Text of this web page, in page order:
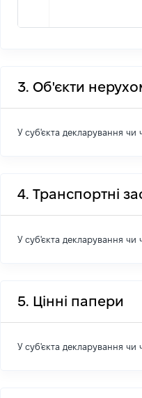
3. Об'єкти
У суб'єкта декларування чи
4. Транспортні
У суб'єкта декларування чи
5. Цінні папери
У суб'єкта декларування чи